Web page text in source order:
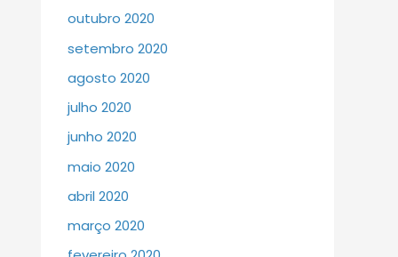
outubro 2020
setembro 2020
agosto 2020
julho 2020
junho 2020
maio 2020
abril 2020
março 2020